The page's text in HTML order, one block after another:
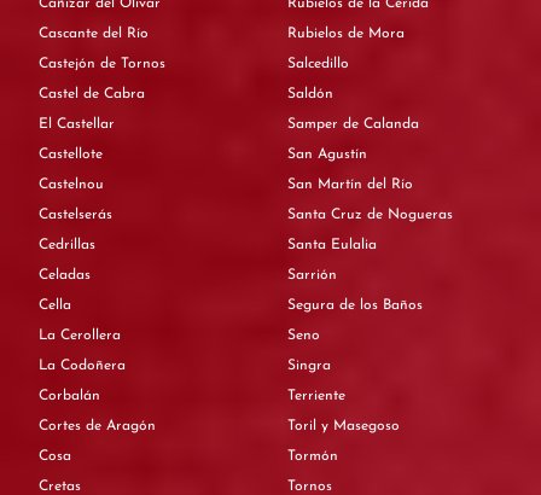
Cañizar del Olivar
Cascante del Río
Castejón de Tornos
Castel de Cabra
El Castellar
Castellote
Castelnou
Castelserás
Cedrillas
Celadas
Cella
La Cerollera
La Codoñera
Corbalán
Cortes de Aragón
Cosa
Cretas
Rubielos de la Cérida
Rubielos de Mora
Salcedillo
Saldón
Samper de Calanda
San Agustín
San Martín del Río
Santa Cruz de Nogueras
Santa Eulalia
Sarrión
Segura de los Baños
Seno
Singra
Terriente
Toril y Masegoso
Tormón
Tornos